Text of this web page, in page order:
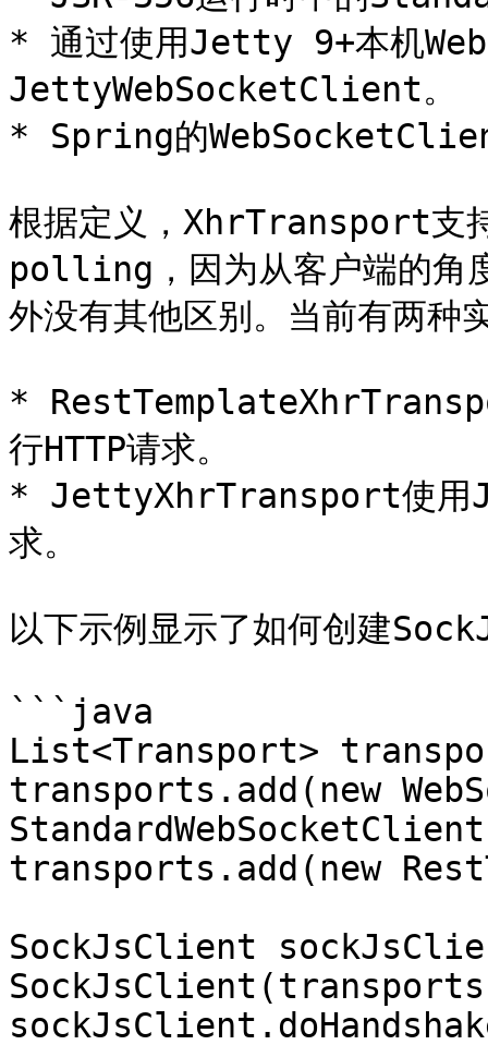
* 通过使用Jetty 9+本机
JettyWebSocketClient。
* Spring的
根据定义，XhrTransport
polling，因为从客户端的角
外没有其他区别。当前有两种
*
行HTTP请求。
* JettyXhrTransport使用
求。
以下示例显示了如何创建
```java
List<Transport>
transports.add(new
transports.add(new
SockJsClient